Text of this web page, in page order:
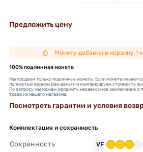
Предложить цену
Монету добавил в корзину 1
100% подлинная монета
Мы продаем только подлинные монеты. Если монета
полностью вернем Вам деньги и компенсируем стоимость
По запросу мы можем оформить независимое заключение о
товар из нашего магазина.
Посмотреть гарантии и условия
Комплектация и сохранность
Сохранность VF